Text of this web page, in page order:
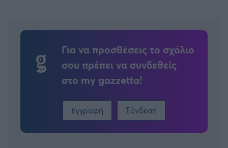
Για να προσθέσεις το σχόλιο
σου πρέπει να συνδεθείς
στο my gazzetta!
Εγγραφή Σύνδεση